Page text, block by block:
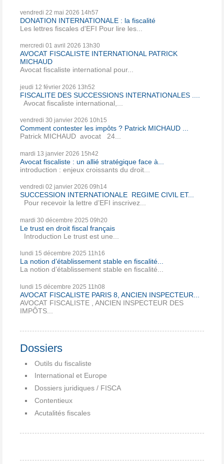
vendredi 22 mai 2026 14h57
DONATION INTERNATIONALE : la fiscalité
Les lettres fiscales d'EFI Pour lire les...
mercredi 01 avril 2026 13h30
AVOCAT FISCALISTE INTERNATIONAL PATRICK
MICHAUD
Avocat fiscaliste international pour...
jeudi 12 février 2026 13h52
FISCALITE DES SUCCESSIONS INTERNATIONALES ....
Avocat fiscaliste international,...
vendredi 30 janvier 2026 10h15
Comment contester les impôts ? Patrick MICHAUD ...
Patrick MICHAUD avocat 24...
mardi 13 janvier 2026 15h42
Avocat fiscaliste : un allié stratégique face à...
introduction : enjeux croissants du droit...
vendredi 02 janvier 2026 09h14
SUCCESSION INTERNATIONALE REGIME CIVIL ET...
Pour recevoir la lettre d’EFI inscrivez...
mardi 30 décembre 2025 09h20
Le trust en droit fiscal français
Introduction Le trust est une...
lundi 15 décembre 2025 11h16
La notion d’établissement stable en fiscalité...
La notion d’établissement stable en fiscalité...
lundi 15 décembre 2025 11h08
AVOCAT FISCALISTE PARIS 8, ANCIEN INSPECTEUR...
AVOCAT FISCALISTE , ANCIEN INSPECTEUR DES
IMPÔTS...
Dossiers
Outils du fiscaliste
International et Europe
Dossiers juridiques / FISCA
Contentieux
Acutalités fiscales